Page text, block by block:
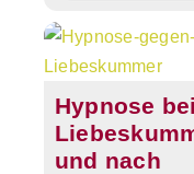
Hypnose bei
und nach